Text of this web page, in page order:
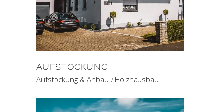
AUFSTOCKUNG
Aufstockung & Anbau Holzhausbau